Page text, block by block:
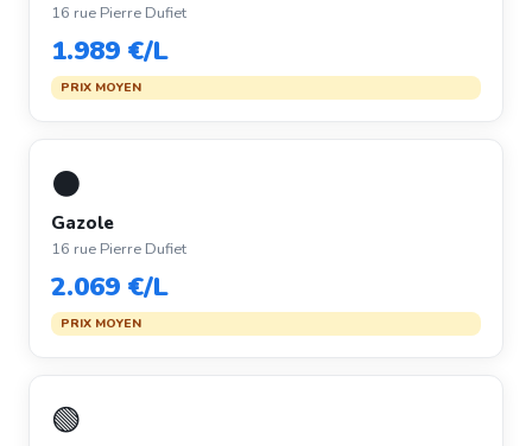
16 rue Pierre Dufiet
1.989 €/L
PRIX MOYEN
⚫
Gazole
16 rue Pierre Dufiet
2.069 €/L
PRIX MOYEN
🟢